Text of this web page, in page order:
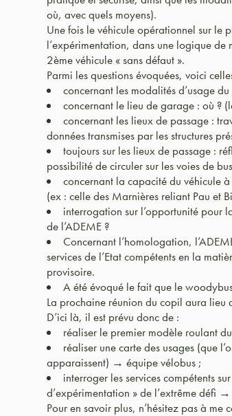
où, avec quels moyens).
Une fois le véhicule opérationnel sur le
l’expérimentation, dans une logique de
2ème véhicule « sans défaut ».
Parmi les questions évoquées, voici
concernant les modalités d’usage
concernant le lieu de garage : où ?
concernant les lieux de passage :
données transmises par les structures
toujours sur les lieux de passage :
possibilité de circuler sur les voies de
concernant la capacité du véhicule
(ex : celle des Marnières reliant Pau et
interrogation sur l’opportunité pour
de l’ADEME ?
Concernant l’homologation,
services de l’Etat compétents en la
provisoire.
A été évoqué le fait que le
La prochaine réunion du copil aura lieu
D’ici là, il est prévu donc de :
réaliser le premier modèle roulant
réaliser une carte des usages (que
apparaissent) → équipe vélobus ;
interroger les services compétents
d’expérimentation » de l’extrême défi
Pour en savoir plus, n’hésitez pas à